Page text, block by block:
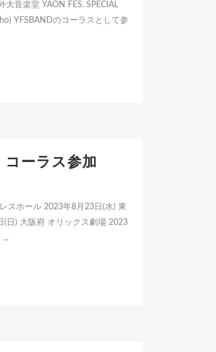
音楽堂 YAON FES. SPECIAL
YFSBANDのコーラスとして参
ーラス参加
スホール 2023年8月23日(水) 東
(日) 大阪府 オリックス劇場 2023
...